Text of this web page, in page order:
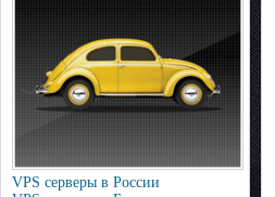
VPS серверы в России